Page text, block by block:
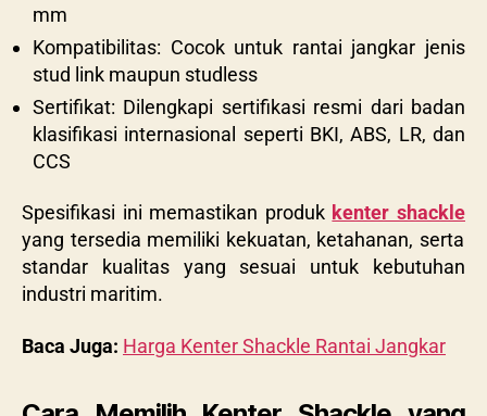
mm
Kompatibilitas: Cocok untuk rantai jangkar jenis
stud link maupun studless
Sertifikat: Dilengkapi sertifikasi resmi dari badan
klasifikasi internasional seperti BKI, ABS, LR, dan
CCS
Spesifikasi ini memastikan produk kenter shackle
yang tersedia memiliki kekuatan, ketahanan, serta
standar kualitas yang sesuai untuk kebutuhan
industri maritim.
Baca Juga: Harga Kenter Shackle Rantai Jangkar